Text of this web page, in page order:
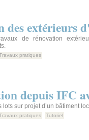
des extérieurs
de rénovation
pratiques
depuis IFC
sur projet d’un bâtiment
pratiques Tutoriel